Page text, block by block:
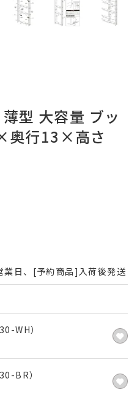
型 大容量 ブッ
奥行13×高さ
日、[予約商品]入荷後発送
WH）
BR）